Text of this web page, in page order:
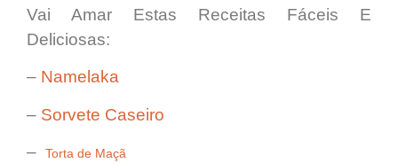
Vai Amar Estas Receitas Fáceis E
Deliciosas:
– Namelaka
– Sorvete Caseiro
– Torta de Maçã